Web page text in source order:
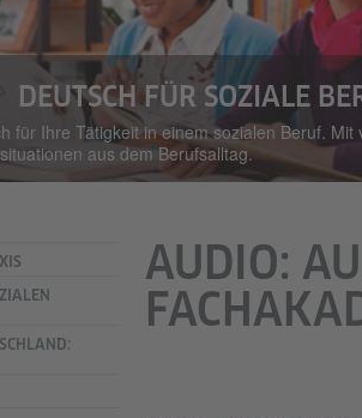
DEUTSCH FÜR SOZIALE
für Ihre Tätigkeit in einem sozialen Beruf.
aus dem Berufsalltag.
AUDIO: